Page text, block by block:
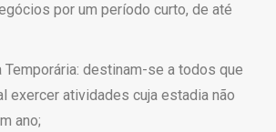
por um período curto, de até
destinam-se a todos que
exercer atividades cuja estadia não
ano;